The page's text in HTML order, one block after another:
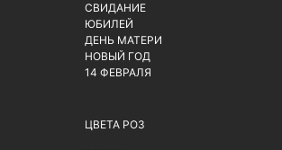
СВИДАНИЕ
ЮБИЛЕЙ
ДЕНЬ МАТЕРИ
НОВЫЙ ГОД
14 ФЕВРАЛЯ
ЦВЕТА РОЗ